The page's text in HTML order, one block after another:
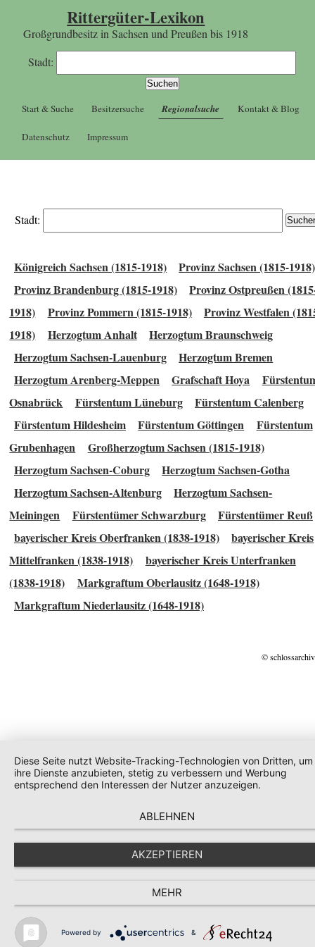
Rittergüter-Lexikon
Großgrundbesitz in Sachsen und Preußen bis 1918
Stadt:
Start & Suche Besitzersuche Regionalsuche Kontakt & Blog
Datenschutz Impressum
Stadt:
Königreich Sachsen (1815-1918)
Provinz Sachsen (1815-1918)
Provinz Brandenburg (1815-1918)
Provinz Ostpreußen
1918)
Provinz Pommern (1815-1918)
Provinz Westfalen
1918)
Herzogtum Anhalt
Herzogtum Braunschweig
Herzogtum Sachsen-Lauenburg
Herzogtum Bremen
Herzogtum Arenberg-Meppen
Grafschaft Hoya
Osnabrück
Fürstentum Lüneburg
Fürstentum Calenberg
Fürstentum Hildesheim
Fürstentum Göttingen
Fürstentum
Grubenhagen
Großherzogtum Sachsen (1815-1918)
Herzogtum Sachsen-Coburg
Herzogtum Sachsen-Gotha
Herzogtum Sachsen-Altenburg
Herzogtum Sachsen-
Meiningen
Fürstentümer Schwarzburg
Fürstentümer Reuß
bayerischer Kreis Oberfranken (1838-1918)
bayerischer Kreis
Mittelfranken (1838-1918)
bayerischer Kreis Unterfranken
(1838-1918)
Markgraftum Oberlausitz (1648-1918)
Markgraftum Niederlausitz (1648-1918)
©
Diese Seite nutzt Website-Tracking-Technologien von Dritten, um
ihre Dienste anzubieten, stetig zu verbessern und Werbung
entsprechend den Interessen der Nutzer anzuzeigen.
ABLEHNEN
AKZEPTIEREN
MEHR
Powered by &